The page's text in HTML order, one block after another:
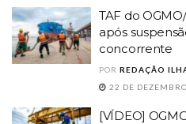
TAF do
após
concorrente
POR REDAÇÃO
22 DE
[VÍDEO]